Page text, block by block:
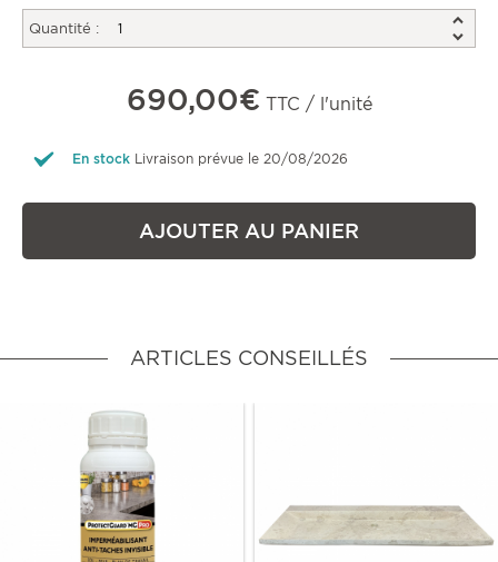
Quantité :
690,00€ TTC / l'unité
En stock Livraison prévue le 20/08/2026
AJOUTER AU PANIER
ARTICLES CONSEILLÉS